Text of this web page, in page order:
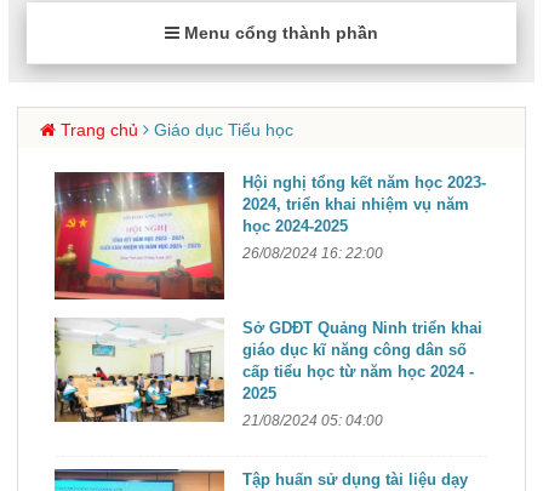
Menu cổng thành phần
Trang chủ Giáo dục Tiểu học
Hội nghị tổng kết năm học 2023-
2024, triển khai nhiệm vụ năm
học 2024-2025
26/08/2024 16: 22:00
Sở GDĐT Quảng Ninh triển khai
giáo dục kĩ năng công dân số
cấp tiểu học từ năm học 2024 -
2025
21/08/2024 05: 04:00
Tập huấn sử dụng tài liệu dạy